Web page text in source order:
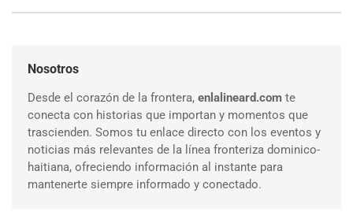
Nosotros
Desde el corazón de la frontera, enlalineard.com te
conecta con historias que importan y momentos que
trascienden. Somos tu enlace directo con los eventos y
noticias más relevantes de la línea fronteriza dominico-
haitiana, ofreciendo información al instante para
mantenerte siempre informado y conectado.